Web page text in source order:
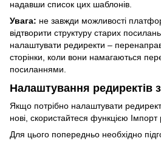
надавши список цих шаблонів.
Увага: не завжди можливості
відтворити структуру старих
налаштувати редиректи –
сторінки, коли вони намагаються
посиланнями.
Налаштування редиректів
Якщо потрібно налаштувати
нові, скористайтеся функцією Імпорт
Для цього попередньо необхідно